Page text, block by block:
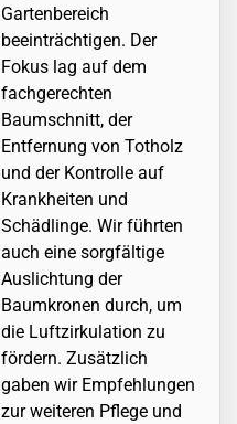
Gartenbereich
beeinträchtigen. Der
Fokus lag auf dem
fachgerechten
Baumschnitt, der
Entfernung von Totholz
und der Kontrolle auf
Krankheiten und
Schädlinge. Wir führten
auch eine sorgfältige
Auslichtung der
Baumkronen durch, um
die Luftzirkulation zu
fördern. Zusätzlich
gaben wir Empfehlungen
zur weiteren Pflege und